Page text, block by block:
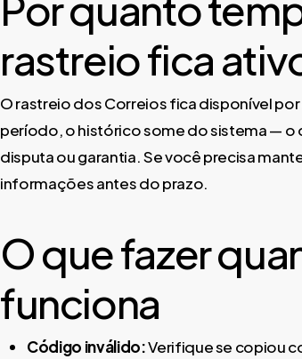
rastreio fica
O rastreio dos Correios fica disponível por
período, o histórico some do sistema — o
disputa ou garantia. Se você precisa
informações antes do prazo.
O que fazer
funciona
Código inválido:Verifique se copiou